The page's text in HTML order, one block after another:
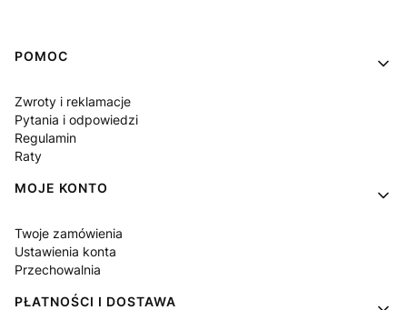
Linki w stopce
POMOC
Zwroty i reklamacje
Pytania i odpowiedzi
Regulamin
Raty
MOJE KONTO
Twoje zamówienia
Ustawienia konta
Przechowalnia
PŁATNOŚCI I DOSTAWA